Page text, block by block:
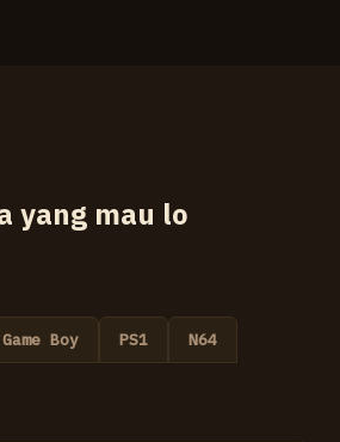
yang mau lo
Game Boy PS1 N64